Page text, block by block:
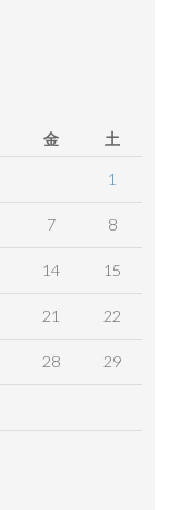
金 土
1
7 8
14 15
21 22
28 29